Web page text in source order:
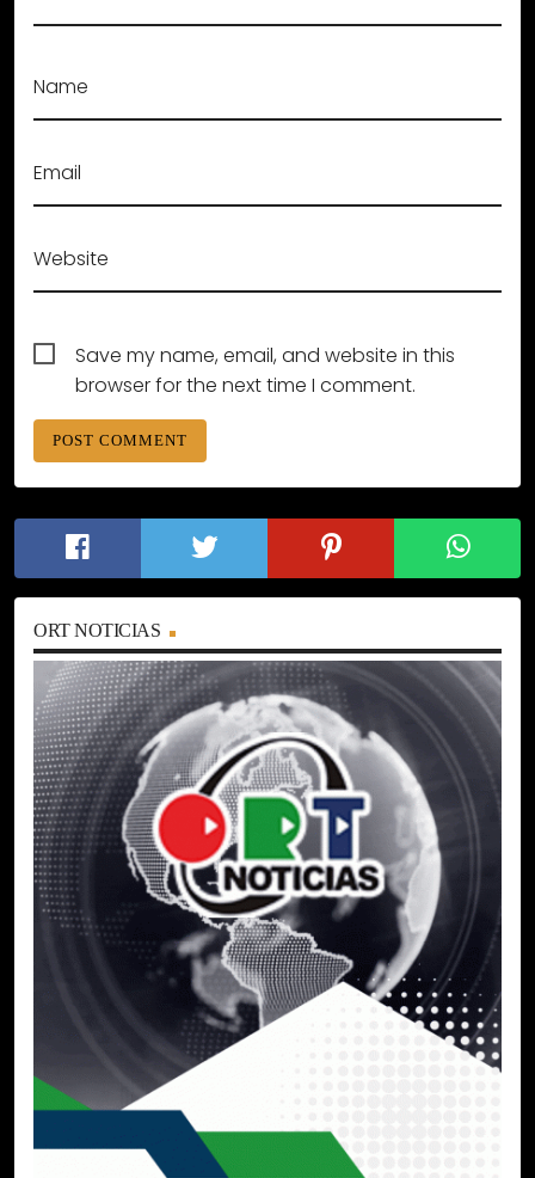
Name
Email
Website
Save my name, email, and website in this
browser for the next time I comment.
ORT NOTICIAS